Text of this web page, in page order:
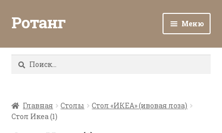
Ротанг Меню
Каталог
Все о ротанге
Найти:
Главная Столы
Стол «ИКЕА» (ивовая лоза)
Стол Икеа (1)